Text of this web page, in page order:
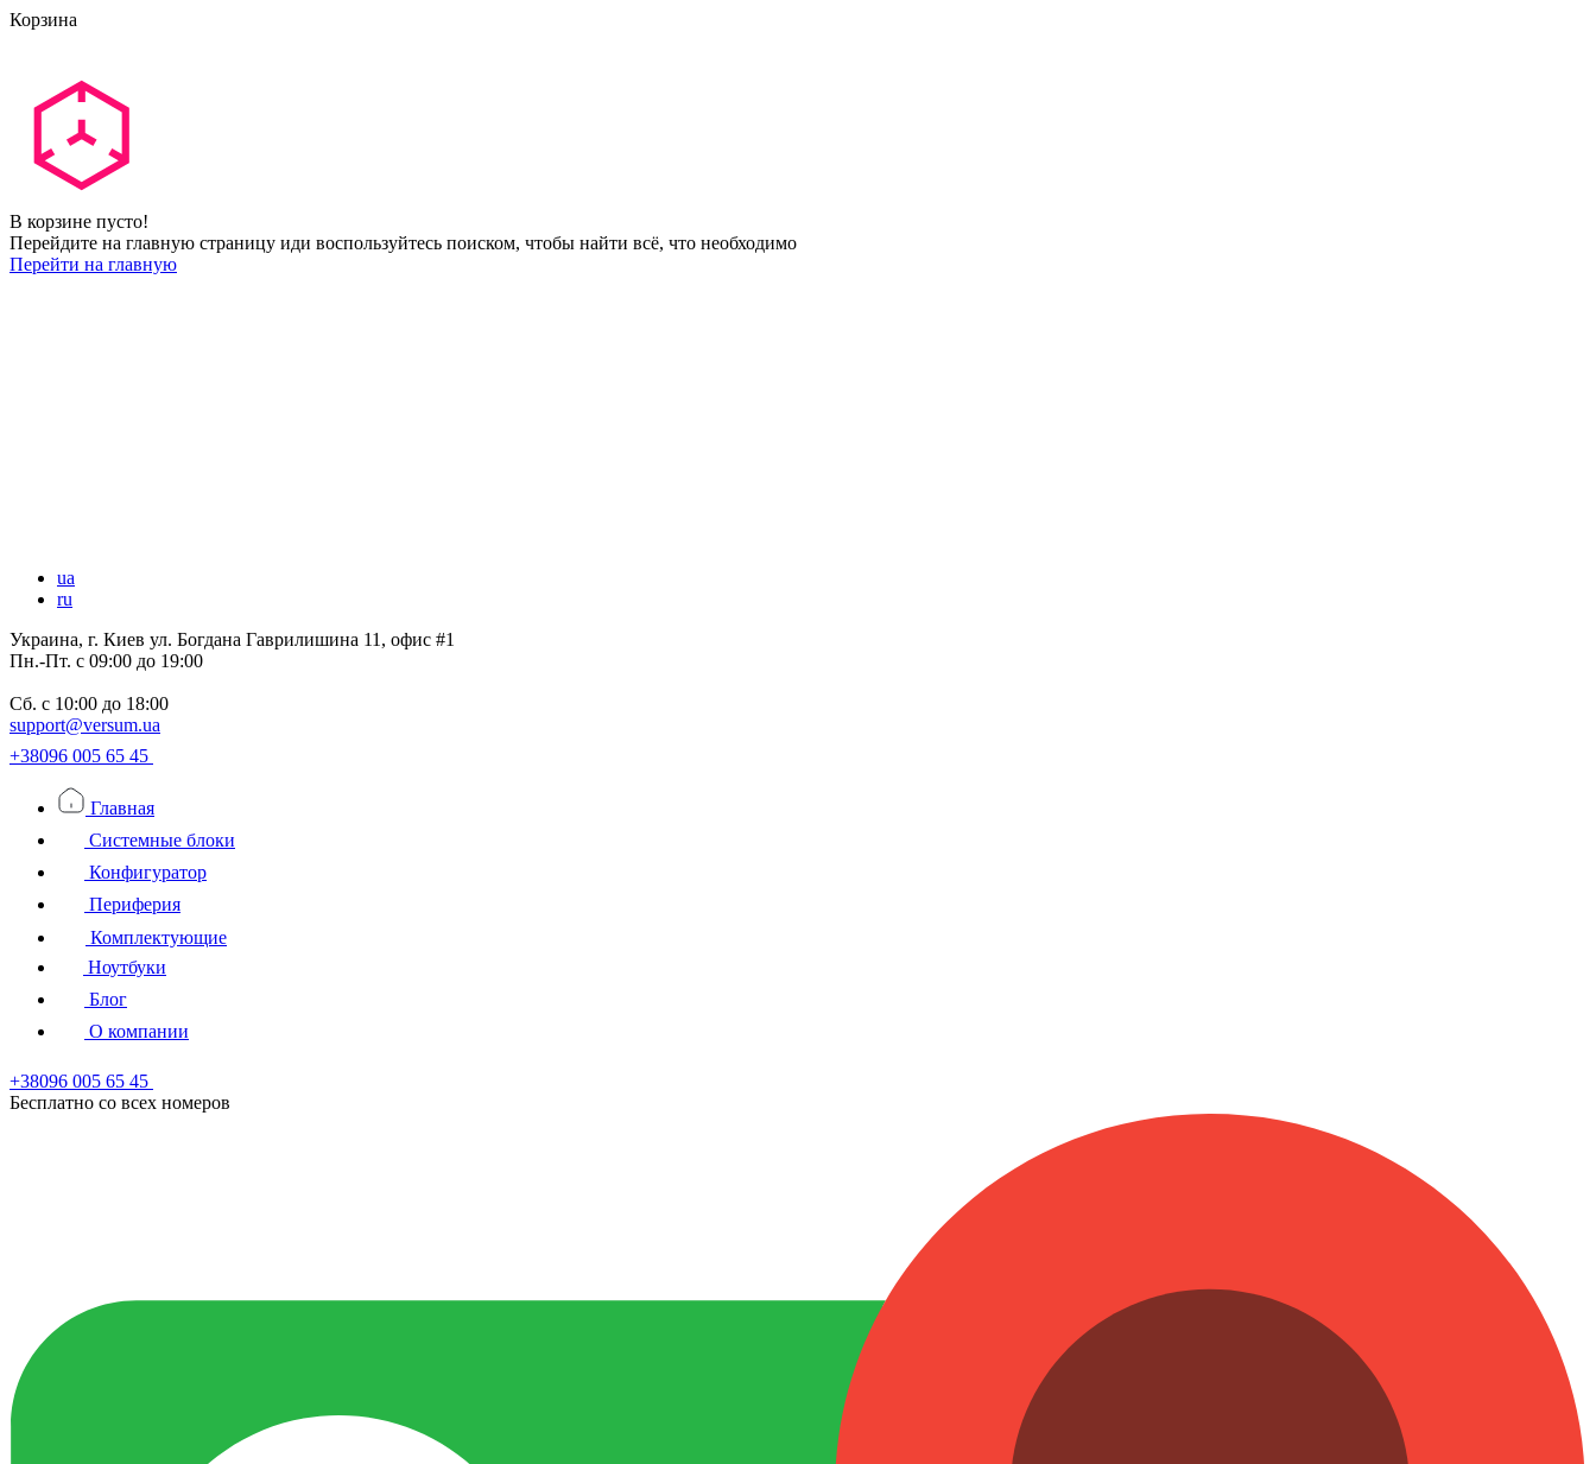
Корзина
В корзине пусто!
Перейдите на главную страницу иди воспользуйтесь поиском, чтобы найти всё, что необходимо
Перейти на главную
ua
ru
Украина, г. Киев ул. Богдана Гаврилишина 11, офис #1
Пн.-Пт. с 09:00 до 19:00
Сб. с 10:00 до 18:00
support@versum.ua
+38096 005 65 45
Главная
Системные блоки
Конфигуратор
Периферия
Комплектующие
Ноутбуки
Блог
О компании
+38096 005 65 45
Бесплатно со всех номеров